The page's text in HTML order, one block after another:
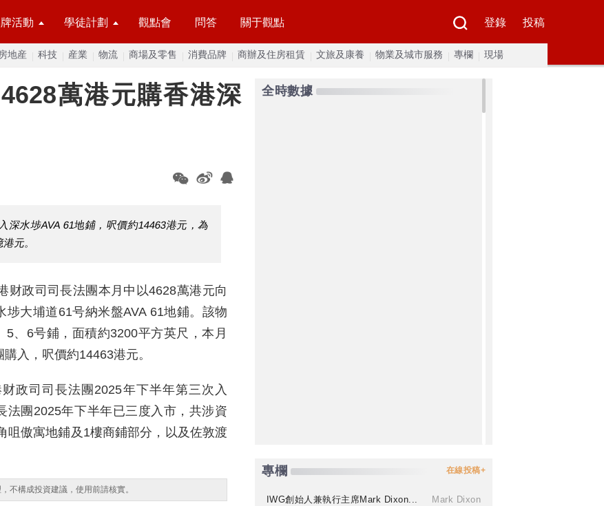
活動 學徒計劃 觀點會 問答 關于觀點 登錄 投稿
地産 科技 産業 物流 商場及零售 消費品牌 商辦及住房租賃 文旅及康養 物業及城市服務 專欄 現場
萬港元購香港深
深水埗AVA 61地鋪，呎價約14463港元，為
元。
财政司司長法團本月中以4628萬港元向
大埔道61号納米盤AVA 61地鋪。該物
、6号鋪，面積約3200平方英尺，本月
入，呎價約14463港元。
政司司長法團2025年下半年第三次入
法團2025年下半年已三度入市，共涉資
咀傲寓地鋪及1樓商鋪部分，以及佐敦渡
不構成投資建議，使用前請核實。
全時數據
專欄 在線投稿+
IWG創始人兼執行主席Mark Dixon...
Mark Dixon